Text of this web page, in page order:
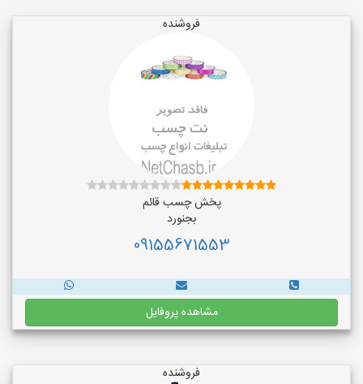
فروشنده
پخش چسب قائم
بجنورد
09155671553
مشاهده پروفایل
فروشنده